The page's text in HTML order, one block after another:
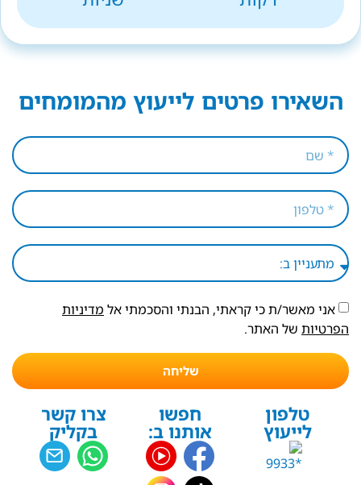
השאירו פרטים לייעוץ מהמומחים
אני מאשר/ת כי קראתי, הבנתי והסכמתי אל מדיניות
הפרטיות של האתר.
שליחה
טלפון
לייעוץ
חפשו
אותנו ב:
צרו קשר
בקליק